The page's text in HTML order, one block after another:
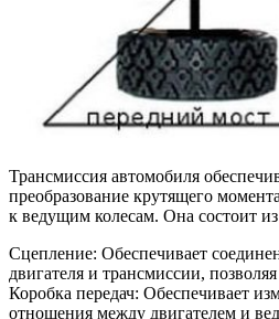
Трансмиссия автомобиля
преобразование крутящего
к ведущим колесам. Она состоит
Сцепление: Обеспечивает
двигателя и трансмиссии,
Коробка передач: Обеспечивает
отношения между двигателем и